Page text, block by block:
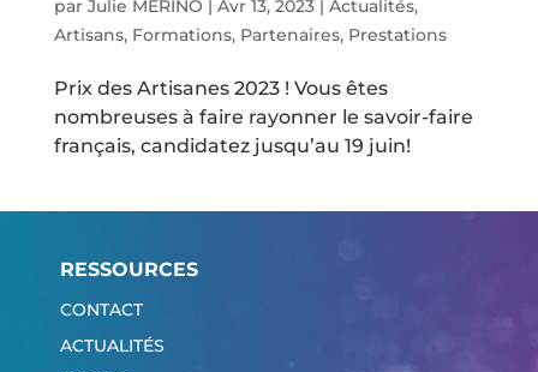
par Julie MERINO | Avr 13, 2023| Actualités,
Artisans, Formations, Partenaires, Prestations
Prix des Artisanes 2023 ! Vous êtes
nombreuses à faire rayonner le savoir-faire
français, candidatez jusqu’au 19 juin!
RESSOURCES
CONTACT
ACTUALITÉS